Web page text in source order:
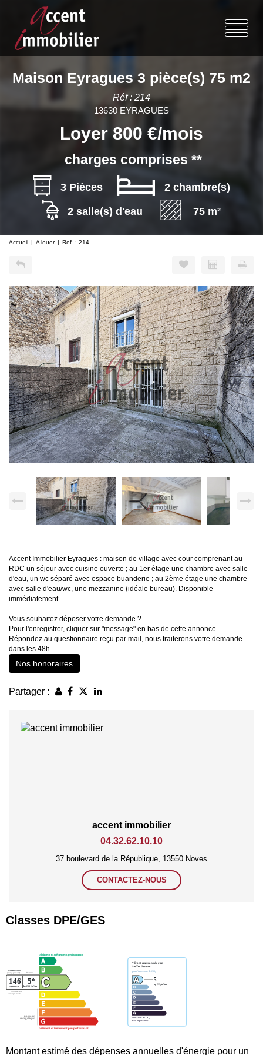
Maison Eyragues 3 pièce(s) 75 m2
Réf : 214
13630 EYRAGUES
Loyer 800 €/mois
charges comprises **
3 Pièces 2 chambre(s)
2 salle(s) d'eau 75 m²
Accueil A louer Ref. : 214
Accent Immobilier Eyragues : maison de village avec cour comprenant au
RDC un séjour avec cuisine ouverte ; au 1er étage une chambre avec salle
d'eau, un wc séparé avec espace buanderie ; au 2ème étage une chambre
avec salle d'eau/wc, une mezzanine (idéale bureau). Disponible
immédiatement
Vous souhaitez déposer votre demande ?
Pour l'enregistrer, cliquer sur "message" en bas de cette annonce.
Répondez au questionnaire reçu par mail, nous traiterons votre demande
dans les 48h.
Nos honoraires
Partager :
accent immobilier
04.32.62.10.10
37 boulevard de la République, 13550 Noves
CONTACTEZ-NOUS
Classes DPE/GES
Montant estimé des dépenses annuelles d'énergie pour un